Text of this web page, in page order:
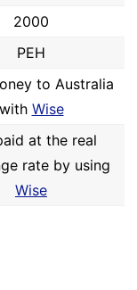
2000
PEH
to Australia
with Wise
at the real
rate by using
Wise